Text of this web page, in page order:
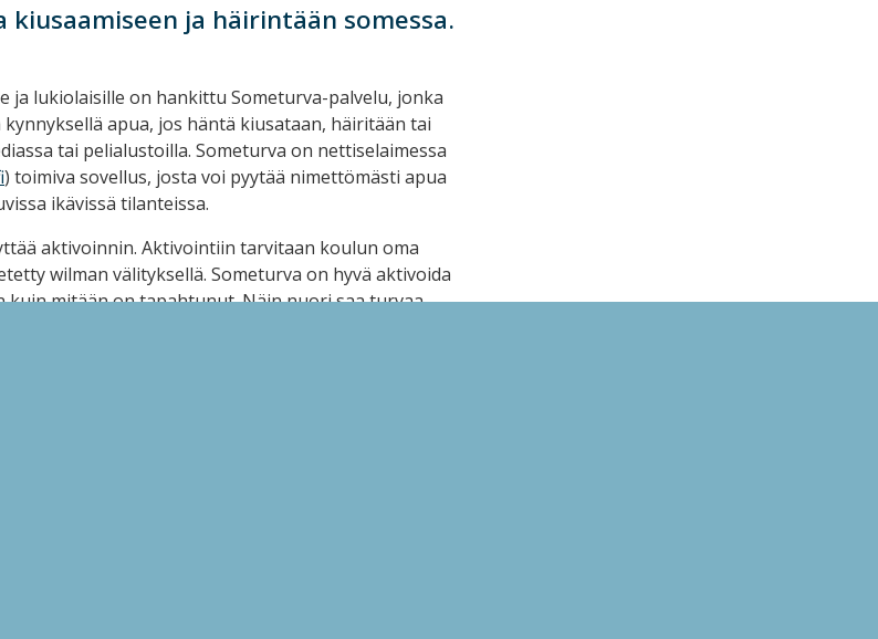
kiusaamiseen ja häirintään somessa.
ja lukiolaisille on hankittu Someturva-palvelu, jonka
apua, jos häntä kiusataan, häiritään tai
tai pelialustoilla. Someturva on nettiselaimessa
) toimiva sovellus, josta voi pyytää nimettömästi apua
ikävissä tilanteissa.
aktivoinnin. Aktivointiin tarvitaan koulun oma
wilman välityksellä. Someturva on hyvä aktivoida
kuin mitään on tapahtunut. Näin nuori saa turvaa